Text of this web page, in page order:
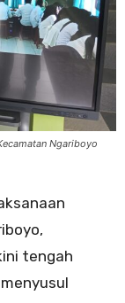
Ngariboyo
tengah